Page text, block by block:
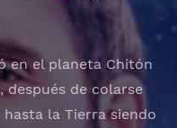
en el planeta Chitón
después de colarse
la Tierra siendo